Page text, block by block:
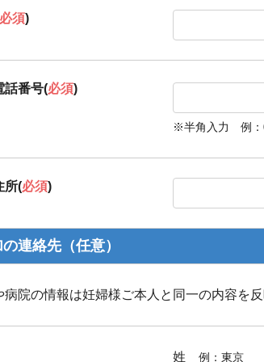
必須)
話番号(必須)
※半角入力 例：
所(必須)
連絡先（任意）
院の情報は妊婦様ご本人と同一の内容を
姓 例：東京